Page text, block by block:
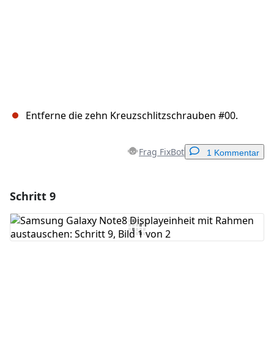
Entferne die zehn Kreuzschlitzschrauben #00.
Frag FixBot 1 Kommentar
Kommentar hinzufügen
Schritt 9